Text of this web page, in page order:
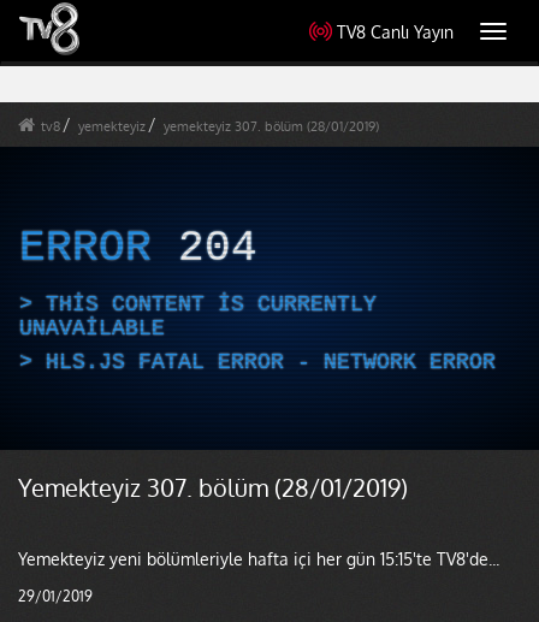
TV8 Canlı Yayın
tv8 yemekteyiz yemekteyiz 307. bölüm (28/01/2019)
ERROR 204
THIS CONTENT IS CURRENTLY
UNAVAILABLE
HLS.JS FATAL ERROR - NETWORK ERROR
Yemekteyiz 307. bölüm (28/01/2019)
Yemekteyiz yeni bölümleriyle hafta içi her gün 15:15'te TV8'de...
29/01/2019